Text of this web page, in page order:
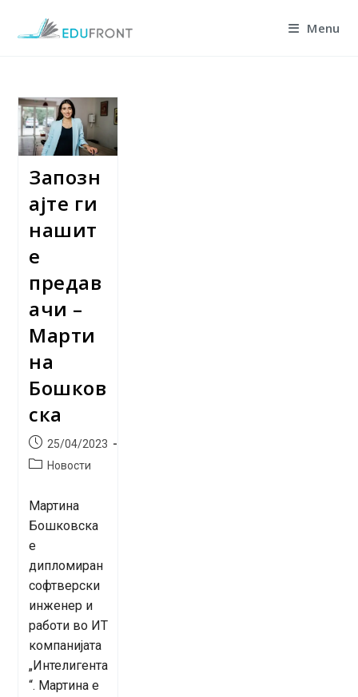
Menu
Запозн
ајте ги
нашит
е
предав
ачи –
Марти
на
Бошков
ска
Post
published:
25/04/2023
PostНовости
Мартина
Бошковска
е
дипломиран
софтверски
инженер и
работи во ИТ
компанијата
„Интелигента
“. Мартина е